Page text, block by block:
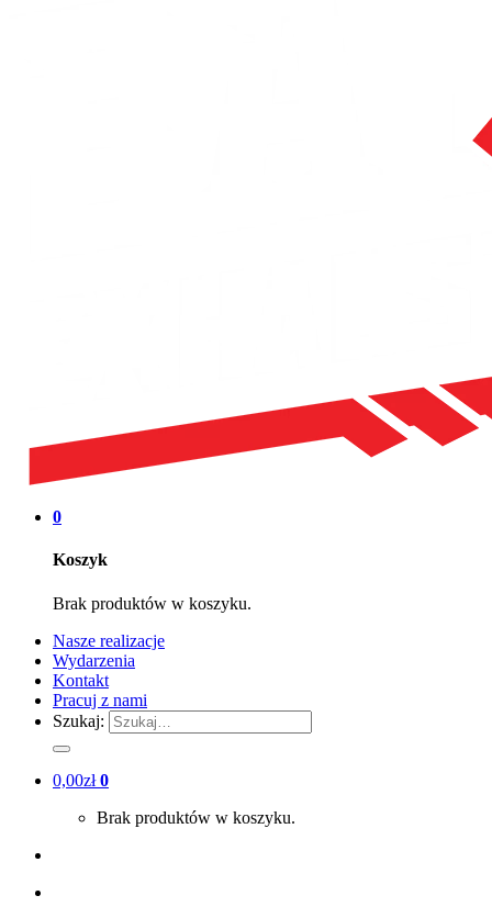
0
Koszyk
Brak produktów w koszyku.
Nasze realizacje
Wydarzenia
Kontakt
Pracuj z nami
Szukaj:
0,00zł 0
Brak produktów w koszyku.